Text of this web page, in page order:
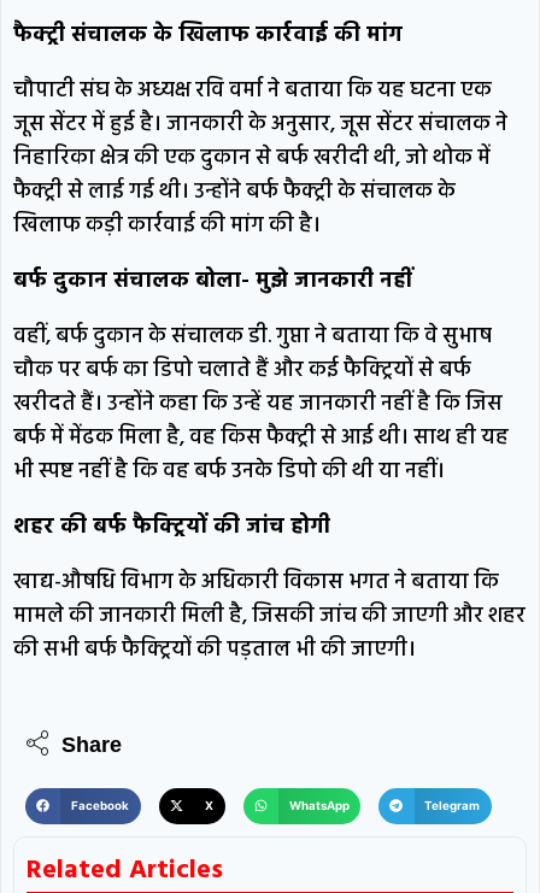
फैक्ट्री संचालक के खिलाफ कार्रवाई की मांग
चौपाटी संघ के अध्यक्ष रवि वर्मा ने बताया कि यह घटना एक
जूस सेंटर में हुई है। जानकारी के अनुसार, जूस सेंटर संचालक ने
निहारिका क्षेत्र की एक दुकान से बर्फ खरीदी थी, जो थोक में
फैक्ट्री से लाई गई थी। उन्होंने बर्फ फैक्ट्री के संचालक के
खिलाफ कड़ी कार्रवाई की मांग की है।
बर्फ दुकान संचालक बोला- मुझे जानकारी नहीं
वहीं, बर्फ दुकान के संचालक डी. गुप्ता ने बताया कि वे सुभाष
चौक पर बर्फ का डिपो चलाते हैं और कई फैक्ट्रियों से बर्फ
खरीदते हैं। उन्होंने कहा कि उन्हें यह जानकारी नहीं है कि जिस
बर्फ में मेंढक मिला है, वह किस फैक्ट्री से आई थी। साथ ही यह
भी स्पष्ट नहीं है कि वह बर्फ उनके डिपो की थी या नहीं।
शहर की बर्फ फैक्ट्रियों की जांच होगी
खाद्य-औषधि विभाग के अधिकारी विकास भगत ने बताया कि
मामले की जानकारी मिली है, जिसकी जांच की जाएगी और शहर
की सभी बर्फ फैक्ट्रियों की पड़ताल भी की जाएगी।
Share
Facebook X WhatsApp Telegram
Related Articles